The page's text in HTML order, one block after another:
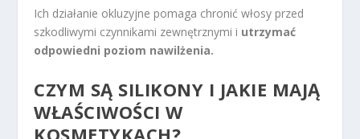
Ich działanie okluzyjne pomaga chronić włosy przed
szkodliwymi czynnikami zewnętrznymi i utrzymać
odpowiedni poziom nawilżenia.
CZYM SĄ SILIKONY I JAKIE MAJĄ
WŁAŚCIWOŚCI W
KOSMETYKACH?